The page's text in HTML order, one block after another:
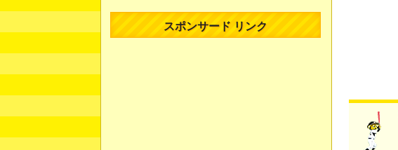
スポンサード リンク